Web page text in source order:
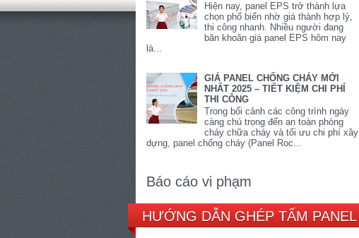
Hiện nay, panel EPS trở thành lựa
chọn phổ biến nhờ giá thành hợp lý,
thi công nhanh. Nhiều người đang
băn khoăn giá panel EPS hôm nay
là...
GIÁ PANEL CHỐNG CHÁY MỚI
NHẤT 2025 – TIẾT KIỆM CHI PHÍ
THI CÔNG
Trong bối cảnh các công trình ngày
càng chú trọng đến an toàn phòng
cháy chữa cháy và tối ưu chi phí xây
dựng, panel chống cháy (Panel Roc...
Báo cáo vi phạm
HƯỚNG DẪN GHÉP TẤM PANEL